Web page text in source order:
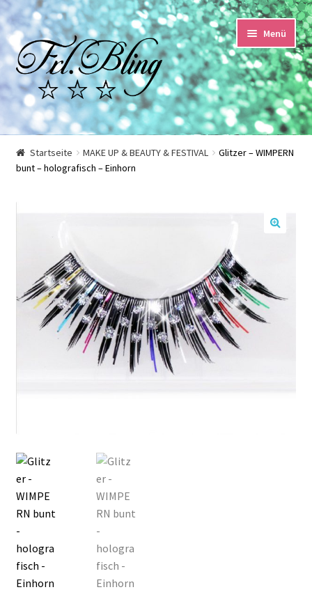
Zur
Navigation
springen
Springe
zum
Inhalt
Menü
Start
AGB und Kundeninformationen
Impressum
Kasse
Mein Konto
Vertrag widerrufen
Warenkorb
Zahlungsbedingungen
Startseite MAKE UP & BEAUTY & FESTIVAL
Glitzer – WIMPERN
bunt – holografisch – Einhorn